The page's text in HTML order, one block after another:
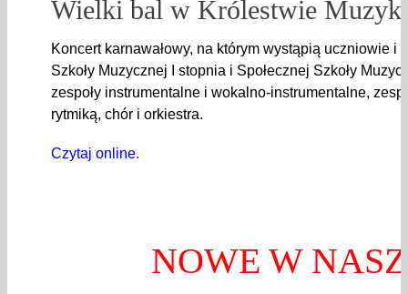
Wielki bal w Królestwie
Koncert karnawałowy, na którym wystąpią uczniowie i
Szkoły Muzycznej I stopnia i Społecznej Szkoły
zespoły instrumentalne i wokalno-instrumentalne,
rytmiką, chór i orkiestra.
Czytaj online.
NOWE W